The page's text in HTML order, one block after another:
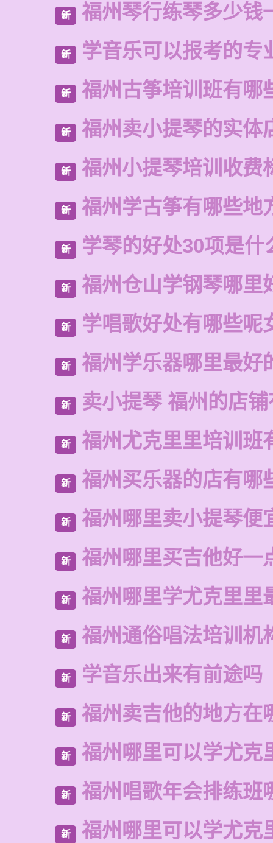
新 福州琴行练琴多少钱
新 学音乐可以报考的专
新 福州古筝培训班有哪
新 福州卖小提琴的实体
新 福州小提琴培训收费
新 福州学古筝有哪些地
新 学琴的好处30项是什
新 福州仓山学钢琴哪里
新 学唱歌好处有哪些呢
新 福州学乐器哪里最好
新 卖小提琴 福州的店
新 福州尤克里里培训班
新 福州买乐器的店有哪
新 福州哪里卖小提琴便
新 福州哪里买吉他好一
新 福州哪里学尤克里里
新 福州通俗唱法培训机
新 学音乐出来有前途吗
新 福州卖吉他的地方在
新 福州哪里可以学尤克
新 福州唱歌年会排练班
新 福州哪里可以学尤克